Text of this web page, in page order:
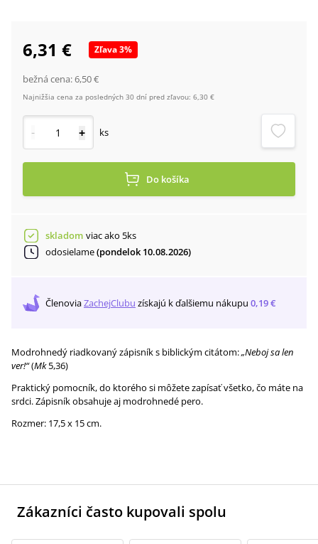
6,31 € Zľava3%
bežná cena:6,50 €
Najnižšia cena za posledných 30 dní pred zľavou: 6,30 €
- + ks
Do košíka
skladom viac ako 5ks
odosielame(pondelok 10.08.2026)
ČlenoviaZachejClubu získajú k ďalšiemu nákupu 0,19 €
Modrohnedý riadkovaný zápisník s biblickým citátom:„Neboj sa len
ver!“(Mk5,36)
Praktický pomocník, do ktorého si môžete zapísať všetko, čo máte na
srdci. Zápisník obsahuje aj modrohnedé pero.
Rozmer: 17,5 x 15 cm.
Zákazníci často kupovali spolu